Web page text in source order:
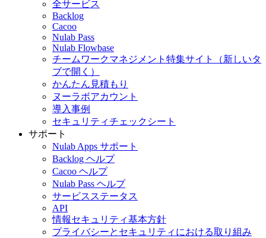
全サービス
Backlog
Cacoo
Nulab Pass
Nulab Flowbase
チームワークマネジメント特集サイト
（新しいタ
ブで開く）
かんたん見積もり
ヌーラボアカウント
導入事例
セキュリティチェックシート
サポート
Nulab Apps サポート
Backlog ヘルプ
Cacoo ヘルプ
Nulab Pass ヘルプ
サービスステータス
API
情報セキュリティ基本方針
プライバシーとセキュリティにおける取り組み